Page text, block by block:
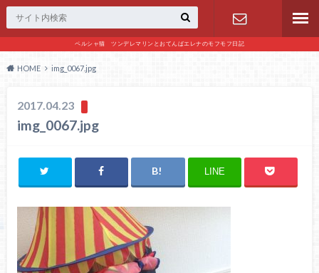
ペルシャ猫 ツンデレマリンとおてんばエレナのモフモフ日記
お問い合わ
HOME img_0067.jpg
2017.04.23
img_0067.jpg
LINE